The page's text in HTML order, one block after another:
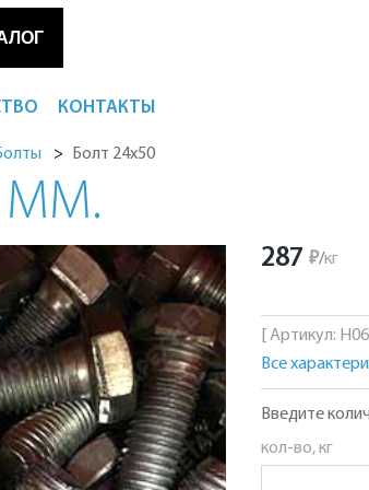
КОНТАКТЫ
Болт 24х50
ММ.
287 ₽/кг
[ Артикул:
Все
Введите
кол-во, кг